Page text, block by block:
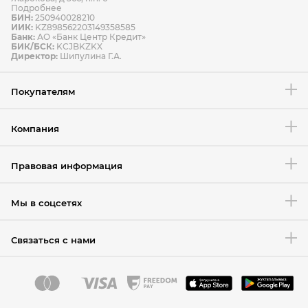
Условия возврата товара
Подробнее
БИН: 250940028210
ИИК: KZ898562203149358585
Банк: АО «Банк Центр Кредит»
БИК/БСК: KCJBKZKX
Директор: Шипулина Г.А.
Покупателям
Компания
Правовая информация
Мы в соцсетях
Связаться с нами